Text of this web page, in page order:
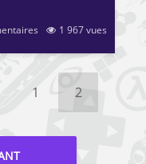
1 967 vues
1 2